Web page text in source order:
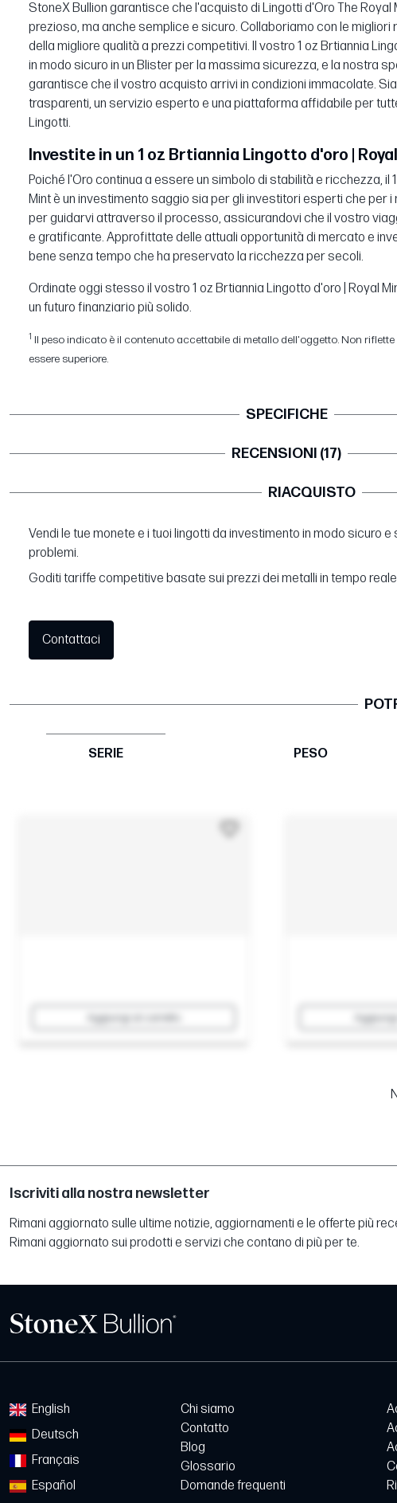
StoneX Bullion garantisce che l'acquisto di Lingotti d'Oro The Royal
prezioso, ma anche semplice e sicuro. Collaboriamo con le
della migliore qualità a prezzi competitivi. Il vostro 1 oz Brtiannia
in modo sicuro in un Blister per la massima sicurezza, e la nostra
garantisce che il vostro acquisto arrivi in condizioni immacolate.
trasparenti, un servizio esperto e una piattaforma affidabile per
Lingotti.
Investite in un 1 oz Brtiannia Lingotto d'oro |
Poiché l'Oro continua a essere un simbolo di stabilità e ricchezza, il
Mint è un investimento saggio sia per gli investitori esperti che per i
per guidarvi attraverso il processo, assicurandovi che il vostro
e gratificante. Approfittate delle attuali opportunità di mercato e
bene senza tempo che ha preservato la ricchezza per secoli.
Ordinate oggi stesso il vostro 1 oz Brtiannia Lingotto d'oro | Royal
un futuro finanziario più solido.
1 Il peso indicato è il contenuto accettabile di metallo dell'oggetto. Non
essere superiore.
SPECIFICHE
RECENSIONI (17)
RIACQUISTO
Vendi le tue monete e i tuoi lingotti da investimento in modo sicuro e
problemi.
Goditi tariffe competitive basate sui prezzi dei metalli in tempo
Contattaci
SERIE PESO
Aggiungi al carrello
Iscriviti alla nostra newsletter
Rimani aggiornato sulle ultime notizie, aggiornamenti e le offerte più
Rimani aggiornato sui prodotti e servizi che contano di più per te.
English
Deutsch
Français
Español
Chi siamo
Contatto
Blog
Glossario
Domande frequenti